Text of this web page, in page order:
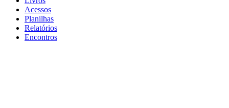
Acessos
Planilhas
Relatórios
Encontros